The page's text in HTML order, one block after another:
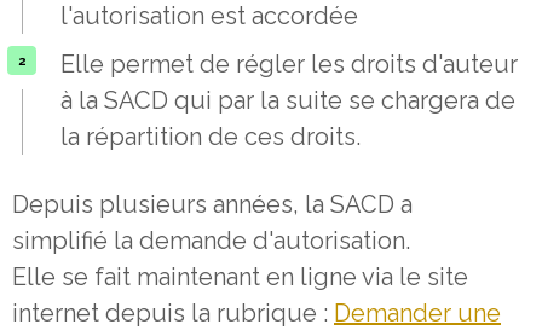
l'autorisation est accordée
Elle permet de régler les droits d'auteur
à la SACD qui par la suite se chargera de
la répartition de ces droits.
Depuis plusieurs années, la SACD a
simplifié la demande d'autorisation.
Elle se fait maintenant en ligne via le site
internet depuis la rubrique : Demander une